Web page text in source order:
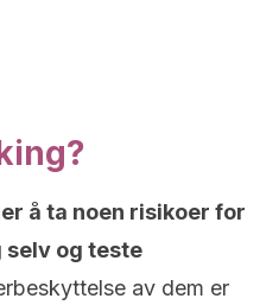
å ta noen risikoer for
selv og teste
av dem er